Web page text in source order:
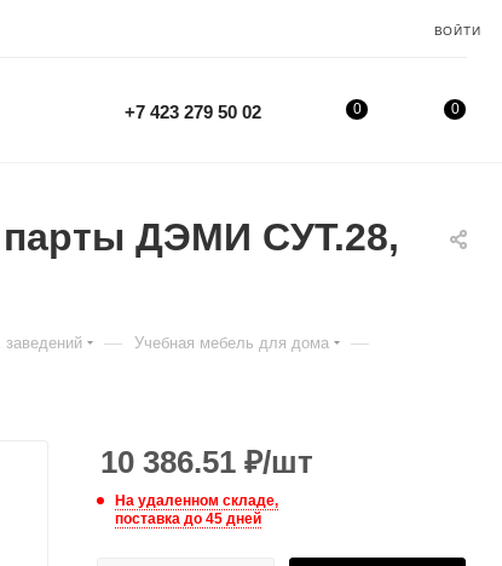
ВОЙТИ
+7 423 279 50 02 0
0
парты ДЭМИ СУТ.28,
— Учебная мебель для дома —
10 386.51 ₽/шт
На удаленном складе,
поставка до 45 дней